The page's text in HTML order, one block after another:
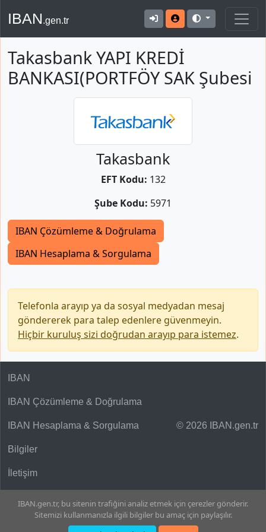
IBAN.gen.tr
Takasbank YAPI KREDİ
BANKASI(PORTFÖY SAK Şubesi
Takasbank
EFT Kodu: 132
Şube Kodu: 5971
IBAN Çözümleme & Doğrulama
IBAN Hesaplama & Sorgulama
Telefonla arayıp ya da sosyal medyadan mesaj
göndererek para talep edenlere güvenmeyin.
Hiçbir kuruluş sizi doğrudan arayıp para istemez.
© 2026 IBAN.gen.tr
IBAN
IBAN Çözümleme & Doğrulama
IBAN Hesaplama & Sorgulama
Bilgiler
İletişim
IBAN.gen.tr, bu sitenin trafiğini analiz etmek için çerezler gönderir.
Sitemizi kullanmanızla ilgili bilgiler bu amaç için paylaşılır.